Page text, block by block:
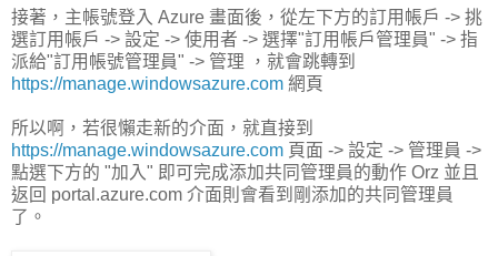
接著，主帳號登入 Azure 畫面後，從左下方的訂用帳戶 -> 挑
選訂用帳戶 -> 設定 -> 使用者 -> 選擇"訂用帳戶管理員" -> 指
派給"訂用帳號管理員" -> 管理 ，就會跳轉到
https://manage.windowsazure.com 網頁
所以啊，若很懶走新的介面，就直接到
https://manage.windowsazure.com 頁面 -> 設定 -> 管理員 ->
點選下方的 "加入" 即可完成添加共同管理員的動作 Orz 並且
返回 portal.azure.com 介面則會看到剛添加的共同管理員
了。